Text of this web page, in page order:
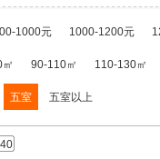
1000元 1000-1200元
90-110㎡ 110-130㎡
五室 五室以上
40